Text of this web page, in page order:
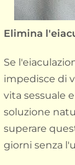
Elimina
Se
impedisce di
vita sessuale
soluzione
superare
giorni senza